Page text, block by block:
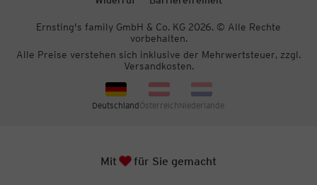
Ernsting's family GmbH & Co. KG 2026. © Alle Rechte
vorbehalten.
Alle Preise verstehen sich inklusive der Mehrwertsteuer, zzgl.
Versandkosten.
DeutschlandÖsterreichNiederlande
MitHerz
für Sie gemacht